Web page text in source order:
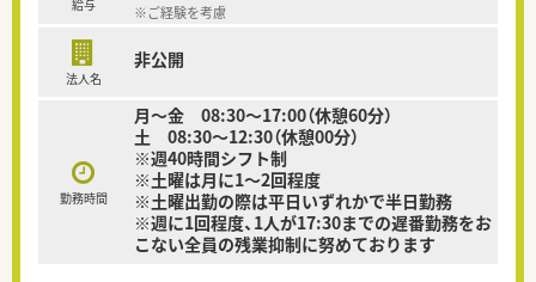
給与 ※ご経験を考慮
法人名
非公開
勤務時間
月～金 08:30～17:00（休憩60分）
土 08:30～12:30（休憩00分）
※週40時間シフト制
※土曜は月に1～2回程度
※土曜出勤の際は平日いずれかで半日勤務
※週に1回程度、1人が17:30までの遅番勤務をお
こない全員の残業抑制に努めております